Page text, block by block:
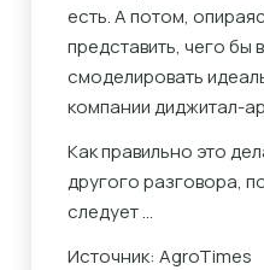
есть. А потом,
представить, чего бы
смоделировать
компании диджитал-
Как правильно это
другого разговора,
следует …
Источник: AgroTimes